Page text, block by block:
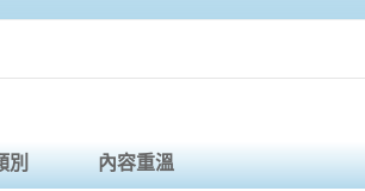
別 內容重溫